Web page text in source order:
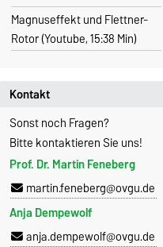
Kontakt
Sonst noch Fragen?
Bitte kontaktieren Sie uns!
Prof. Dr. Martin Feneberg
martin.feneberg@ovgu.de
Anja Dempewolf
anja.dempewolf@ovgu.de
Magnuseffekt und Flettner-
Rotor (Youtube, 15:38 Min)